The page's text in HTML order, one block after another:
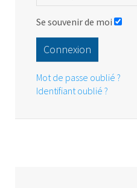
Se souvenir de moi
Connexion
Mot de passe oublié ?
Identifiant oublié ?